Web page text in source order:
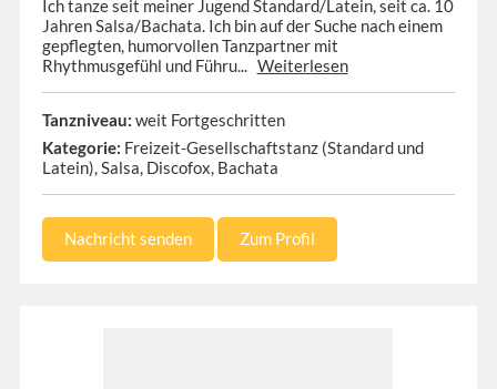
Ich tanze seit meiner Jugend Standard/Latein, seit ca. 10
Jahren Salsa/Bachata. Ich bin auf der Suche nach einem
gepflegten, humorvollen Tanzpartner mit
Rhythmusgefühl und Führu... Weiterlesen
Tanzniveau: weit Fortgeschritten
Kategorie: Freizeit-Gesellschaftstanz (Standard und
Latein), Salsa, Discofox, Bachata
Nachricht senden Zum Profil